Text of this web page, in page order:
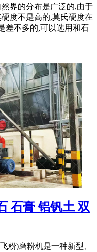
界的分布是广泛的,由于
度不是高的,莫氏硬度在
差不多的,可以选用和石
石膏 铝钒土 双
粉)磨粉机是一种新型、